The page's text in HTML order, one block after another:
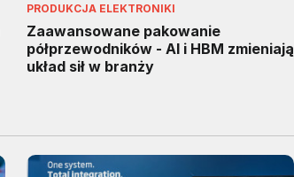
PRODUKCJA ELEKTRONIKI
Zaawansowane pakowanie
półprzewodników - AI i HBM zmieniają
układ sił w branży